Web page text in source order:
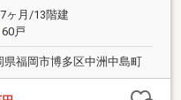
共用設備も充実していま
せください♪
ヶ月/13階建
戸
県福岡市博多区中洲中島町